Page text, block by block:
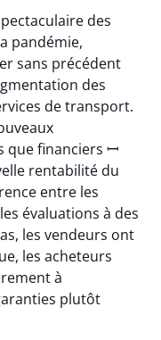
des
pandémie,
sans précédent
des
de transport.
que financiers ꟷ
rentabilité du
entre les
évaluations à des
les vendeurs ont
les acheteurs
à
plutôt